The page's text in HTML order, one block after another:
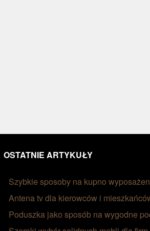
OSTATNIE ARTYKUŁY
Szybkie sposoby na kupno
Antena tv dla kierowców i
Poduszka jako sposób na wygodne